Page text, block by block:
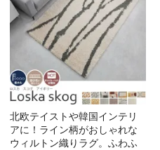
北欧テイストや韓国インテリ
アに！ライン柄がおしゃれな
ウィルトン織りラグ。ふわふ